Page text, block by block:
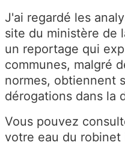
J'ai regardé les
site du ministère de
un reportage qui
communes, malgré
normes, obtiennent
dérogations dans la
Vous pouvez
votre eau du robinet